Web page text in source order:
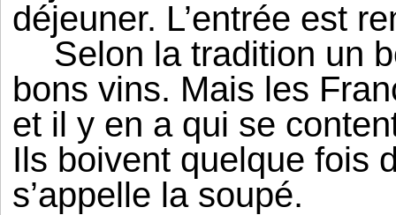
déjeuner. L’entrée est
Selon la tradition un
bons vins. Mais les
et il y en a qui se
Ils boivent quelque fois
s’appelle la soupé.